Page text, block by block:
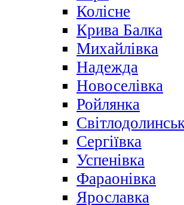
Колісне
Крива Балка
Михайлівка
Надежда
Новоселівка
Ройлянка
Сергіївка
Успенівка
Фараонівка
Ярославка